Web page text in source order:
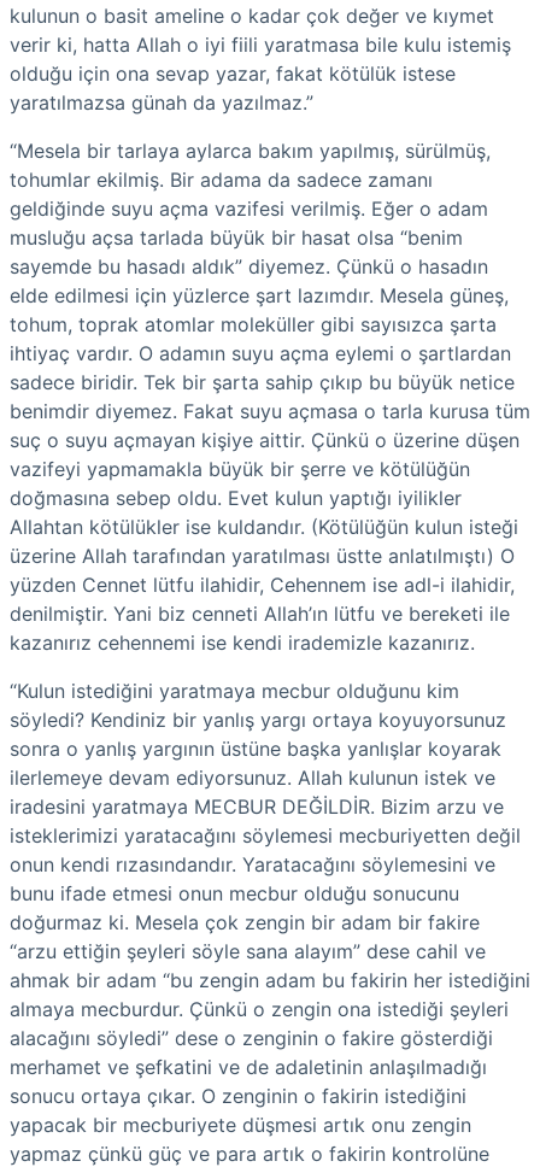
kulunun o basit ameline o kadar çok değer ve kıymet
verir ki, hatta Allah o iyi fiili yaratmasa bile kulu istemiş
olduğu için ona sevap yazar, fakat kötülük istese
yaratılmazsa günah da yazılmaz.”
“Mesela bir tarlaya aylarca bakım yapılmış, sürülmüş,
tohumlar ekilmiş. Bir adama da sadece zamanı
geldiğinde suyu açma vazifesi verilmiş. Eğer o adam
musluğu açsa tarlada büyük bir hasat olsa “benim
sayemde bu hasadı aldık” diyemez. Çünkü o hasadın
elde edilmesi için yüzlerce şart lazımdır. Mesela güneş,
tohum, toprak atomlar moleküller gibi sayısızca şarta
ihtiyaç vardır. O adamın suyu açma eylemi o şartlardan
sadece biridir. Tek bir şarta sahip çıkıp bu büyük netice
benimdir diyemez. Fakat suyu açmasa o tarla kurusa tüm
suç o suyu açmayan kişiye aittir. Çünkü o üzerine düşen
vazifeyi yapmamakla büyük bir şerre ve kötülüğün
doğmasına sebep oldu. Evet kulun yaptığı iyilikler
Allahtan kötülükler ise kuldandır. (Kötülüğün kulun isteği
üzerine Allah tarafından yaratılması üstte anlatılmıştı) O
yüzden Cennet lütfu ilahidir, Cehennem ise adl-i ilahidir,
denilmiştir. Yani biz cenneti Allah’ın lütfu ve bereketi ile
kazanırız cehennemi ise kendi irademizle kazanırız.
“Kulun istediğini yaratmaya mecbur olduğunu kim
söyledi? Kendiniz bir yanlış yargı ortaya koyuyorsunuz
sonra o yanlış yargının üstüne başka yanlışlar koyarak
ilerlemeye devam ediyorsunuz. Allah kulunun istek ve
iradesini yaratmaya MECBUR DEĞİLDİR. Bizim arzu ve
isteklerimizi yaratacağını söylemesi mecburiyetten değil
onun kendi rızasındandır. Yaratacağını söylemesini ve
bunu ifade etmesi onun mecbur olduğu sonucunu
doğurmaz ki. Mesela çok zengin bir adam bir fakire
“arzu ettiğin şeyleri söyle sana alayım” dese cahil ve
ahmak bir adam “bu zengin adam bu fakirin her istediğini
almaya mecburdur. Çünkü o zengin ona istediği şeyleri
alacağını söyledi” dese o zenginin o fakire gösterdiği
merhamet ve şefkatini ve de adaletinin anlaşılmadığı
sonucu ortaya çıkar. O zenginin o fakirin istediğini
yapacak bir mecburiyete düşmesi artık onu zengin
yapmaz çünkü güç ve para artık o fakirin kontrolüne